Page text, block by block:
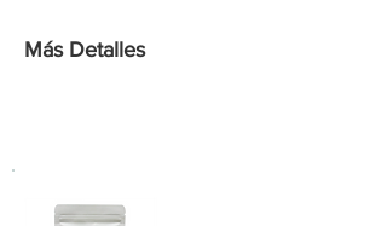
Más Detalles